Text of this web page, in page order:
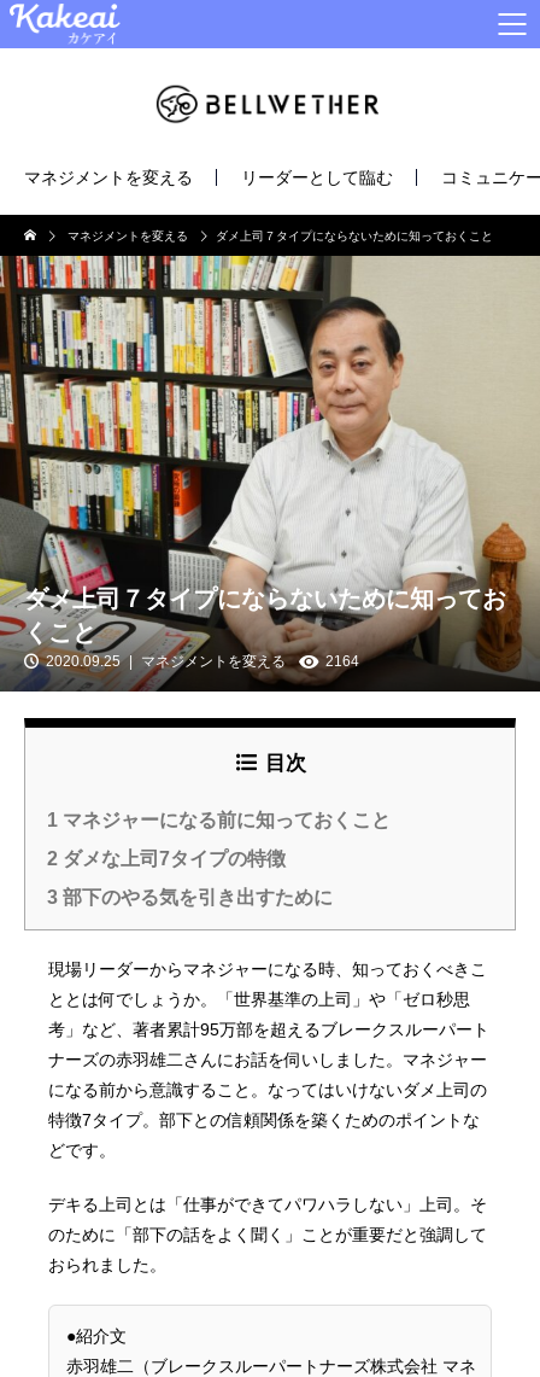
マネジメントを変える リーダーとして臨む コミュニケ
マネジメントを変える ダメ上司７タイプにならないために知っておくこと
ダメ上司７タイプにならないために知ってお
くこと
2020.09.25 マネジメントを変える 2164
目次
1マネジャーになる前に知っておくこと
2ダメな上司7タイプの特徴
3部下のやる気を引き出すために
現場リーダーからマネジャーになる時、知っておくべきこ
ととは何でしょうか。「世界基準の上司」や「ゼロ秒思
考」など、著者累計95万部を超えるブレークスルーパート
ナーズの赤羽雄二さんにお話を伺いしました。マネジャー
になる前から意識すること。なってはいけないダメ上司の
特徴7タイプ。部下との信頼関係を築くためのポイントな
どです。
デキる上司とは「仕事ができてパワハラしない」上司。そ
のために「部下の話をよく聞く」ことが重要だと強調して
おられました。
●紹介文
赤羽雄二（ブレークスルーパートナーズ株式会社 マネ